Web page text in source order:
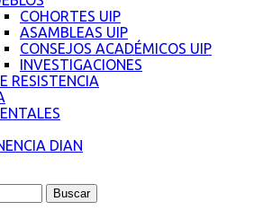
COHORTES UIP
ASAMBLEAS UIP
CONSEJOS ACADÉMICOS UIP
INVESTIGACIONES
RESISTENCIA
DIAN